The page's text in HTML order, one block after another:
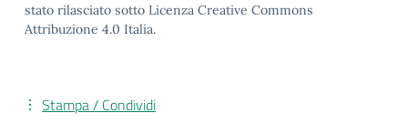
stato rilasciato sotto Licenza Creative Commons
Attribuzione 4.0 Italia.
Stampa / Condividi